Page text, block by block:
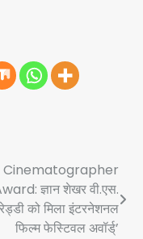
Cinematographer
ज्ञान शेखर वी.एस.
को मिला इंटरनेशनल
फिल्म फेस्टिवल अवॉर्ड्’